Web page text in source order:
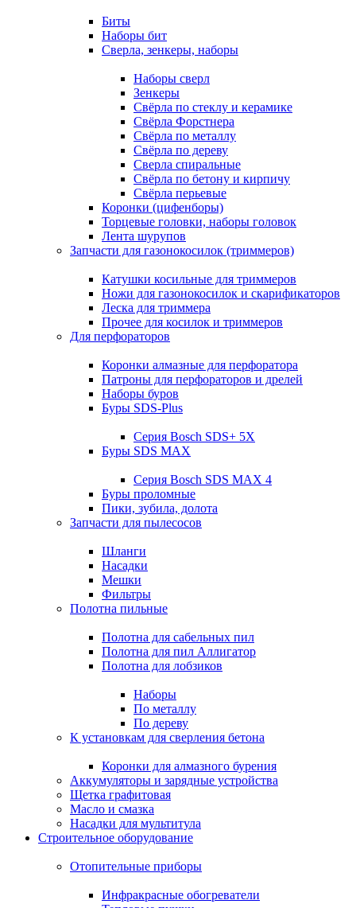
Биты
Наборы бит
Сверла, зенкеры, наборы
Наборы сверл
Зенкеры
Свёрла по стеклу и керамике
Свёрла Форстнера
Свёрла по металлу
Свёрла по дереву
Сверла спиральные
Свёрла по бетону и кирпичу
Свёрла перьевые
Коронки (цифенборы)
Торцевые головки, наборы головок
Лента шурупов
Запчасти для газонокосилок (триммеров)
Катушки косильные для триммеров
Ножи для газонокосилок и скарификаторов
Леска для триммера
Прочее для косилок и триммеров
Для перфораторов
Коронки алмазные для перфоратора
Патроны для перфораторов и дрелей
Наборы буров
Буры SDS-Plus
Серия Bosch SDS+ 5X
Буры SDS MAX
Серия Bosch SDS MAX 4
Буры проломные
Пики, зубила, долота
Запчасти для пылесосов
Шланги
Насадки
Мешки
Фильтры
Полотна пильные
Полотна для сабельных пил
Полотна для пил Аллигатор
Полотна для лобзиков
Наборы
По металлу
По дереву
К установкам для сверления бетона
Коронки для алмазного бурения
Аккумуляторы и зарядные устройства
Щетка графитовая
Масло и смазка
Насадки для мультитула
Строительное оборудование
Отопительные приборы
Инфракрасные обогреватели